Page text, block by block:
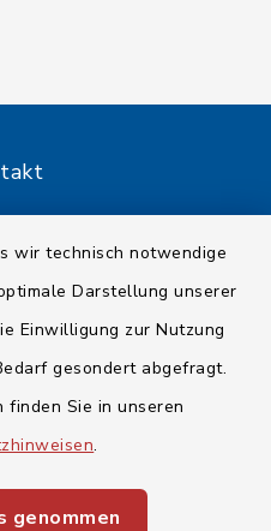
wir technisch notwendige
Darstellung unserer
Einwilligung zur Nutzung
gesondert abgefragt.
finden Sie in unseren
.
genommen